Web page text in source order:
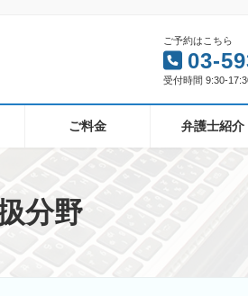
ご予約はこちら
03-
受付時間 9:30-
ご料金 弁護士紹介
分野